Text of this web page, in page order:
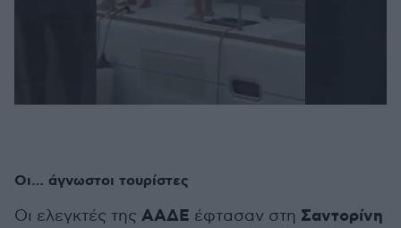
Οι… άγνωστοι τουρίστες
Οι ελεγκτές της ΑΑΔΕ έφτασαν στη Σαντορίνη